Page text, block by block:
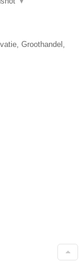
Groothandel,